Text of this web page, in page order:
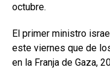
octubre.
El primer ministro
este viernes que de
en la Franja de Gaza,